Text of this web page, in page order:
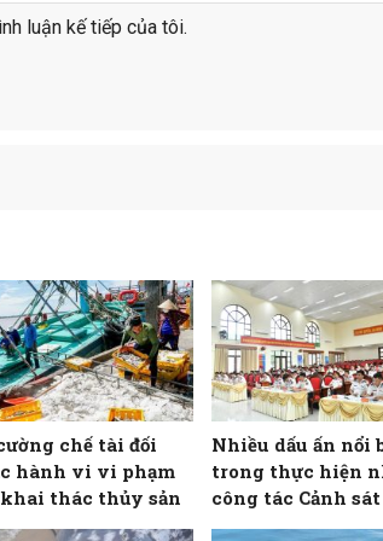
luận kế tiếp của tôi.
chế tài đối
hành vi vi phạm
thác thủy sản
Nhiều dấu ấn nổi
trong thực hiện
công tác Cảnh
Hải đội 102